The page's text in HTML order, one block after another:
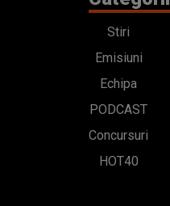
Stiri
Emisiuni
Echipa
PODCAST
Concursuri
HOT40